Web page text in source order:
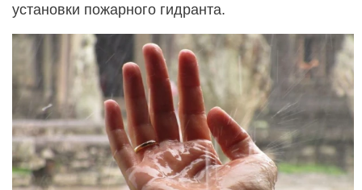
установки пожарного гидранта.